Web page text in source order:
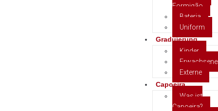
Formigão
Bateria
Uniform
Graduierung
Kinder
Externe
Capoeira
Was ist
Capoeira?